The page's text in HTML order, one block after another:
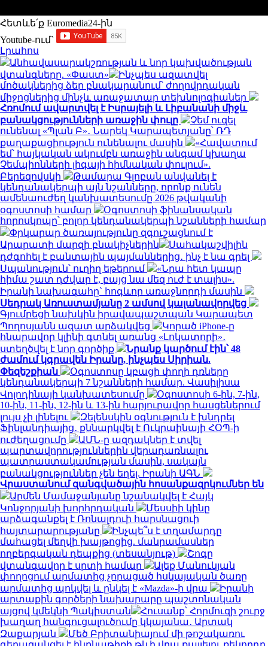
Հետևե՛ք Euromedia24-ին
Youtube-ում`
Լրահոս
Անհավասարակշռության և նոր կախվածության
վտանգները. «Փաստ»
Ինչպես ազատվել
մոծակներից ձեր բնակարանում՝ ժողովրդական
միջոցներից մինչև առաջատար տեխնոլոգիաներ
Հռոմում ավարտվել է Իսրայելի և Լիբանանի միջև
բանակցությունների առաջին փուլը
Չեմ ուզել
ունենալ «Պլան Բ»․ Նարեկ Կարապետյանը՝ ՌԴ
քաղաքացիություն ունենալու մասին
«Հավատում
եմ՝ հայկական ակումբն առաջին անգամ կխաղա
Չեմպիոնների լիգայի հիմնական փուլում».
Բերեզովսկի
Թամարա Գլոբան անվանել է
կենդանակերպի այն նշանները, որոնք ունեն
ամենաուժեղ կանխատեսումը 2026 թվականի
օգոստոսի համար
Օգոստոսի ֆինանսական
հորոսկոպը՝ բոլոր կենդանակերպի նշանների համար
Փրկարար ծառայությունը զգուշացնում է
Արարատի մարզի բնակիչներին
Սահակաշվիլին
դժգոհել է բանտային պայմաններից․ ինչ է նա գրել
Սպանություն՝ ուղիղ եթերում
«Նրա հետ կապը
հիմա շատ դժվար է, բայց նա մեզ ուժ է տալիս».
Իրանի նախագահը` հոգևոր առաջնորդի մասին
Սեդրակ Առուստամյանը 2 ամսով կալանավորվեց
Գյումրեցի նախկին իրավապաշտպան Կարապետ
Պողոսյանն ազատ արձակվեց
Կորած iPhone-ը
հնարավոր կլինի գտնել առանց «Լոկատորի»․
ստեղծվել է նոր գործիք
Նրանք կարծում էին՝ 48
ժամում կգրավեն Իրանը, ինչպես Սիրիան.
Փեզեշքիան
Օգոստոսը կբացի փողի դռները
կենդանակերպի 7 նշանների համար. Վասիլիսա
Վոլոդինայի կանխատեսումը
Օգոստոսի 6-ին, 7-ին,
10-ին, 11-ին, 12-ին և 13-ին հարյուրավոր հասցեներում
լույս չի լինելու
Զելենսկին օգնություն է խնդրել
Ֆինլանդիայից․ քննարկվել է Ուկրաինայի ՀՕՊ-ի
ուժեղացումը
ԱՄՆ-ը ազդակներ է տվել
պարտավորություններին վերադառնալու
պատրաստակամության մասին, սակայն
բանակցություններ չեն եղել. Իրանի ԱԳՆ
Վրաստանում զանգվածային հոսանքազրկումներ են
Արմեն Մամաջանյանը նշանակվել է Հայկ
Կոնջորյանի խորհրդական
Մեսսիի կինը
արձագանքել է Ռոնալդուի հարսնացուի
հայտարարությանը
Ինչպե՞ս է տղամարդը
մահացել մեղվի խայթոցից. մանրամասներ
ողբերգական դեպքից (տեսանյութ)
Շոգը
վտանգավոր է սրտի համար
Ալեք Մանուկյան
փողոցում արմատից չորացած հսկայական ծառը
արմատից պոկվել և ընկել է «Mazda»-ի վրա
Իրանի
արտաքին գործերի նախարարը պաշտոնական
այցով կմեկնի Պակիստան
Հուսանք՝ Հորմուզի շուրջ
խաղաղ հանգուցալուծումը կկայանա․ Արտակ
Զաքարյան
Մեծ Բրիտանիայում մի թոշակառու